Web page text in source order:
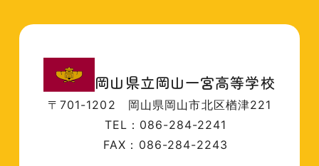
岡山県立岡山一宮高等学校
〒701-1202 岡山県岡山市北区楢津221
TEL：086-284-2241
FAX：086-284-2243